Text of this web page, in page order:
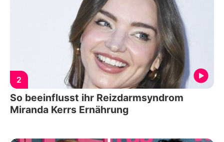
2
So beeinflusst ihr Reizdarmsyndrom
Miranda Kerrs Ernährung